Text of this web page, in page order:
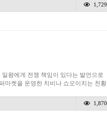
1,729
왕에게 전쟁 책임이 있다는 발언으로
마켓을 운영한 치비나 쇼오이치는 천황
1,870